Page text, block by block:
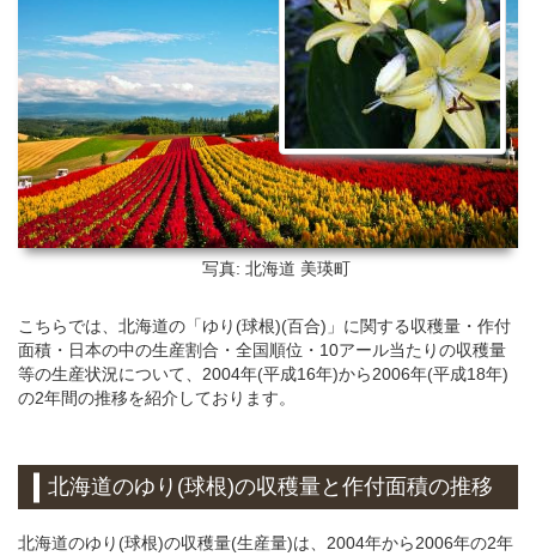
写真: 北海道 美瑛町
こちらでは、北海道の「ゆり(球根)(百合)」に関する収穫量・作付
面積・日本の中の生産割合・全国順位・10アール当たりの収穫量
等の生産状況について、2004年(平成16年)から2006年(平成18年)
の2年間の推移を紹介しております。
北海道のゆり(球根)の収穫量と作付面積の推移
北海道のゆり(球根)の収穫量(生産量)は、2004年から2006年の2年